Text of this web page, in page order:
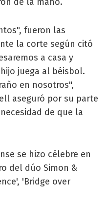
fueron las
la corte según citó
a casa y
juega al béisbol.
en nosotros",
aseguró por su parte
de que la
se hizo célebre en
del dúo Simon &
'Bridge over